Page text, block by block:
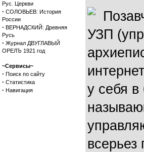
Рус. Церкви
· СОЛОВЬЕВ: История
России
· ВЕРНАДСКИЙ: Древняя
Русь
· Журнал ДВУГЛАВЫЙ
ОРЕЛЪ 1921 год
~Сервисы~
· Поиск по сайту
· Статистика
· Навигация
УЗП
у себя